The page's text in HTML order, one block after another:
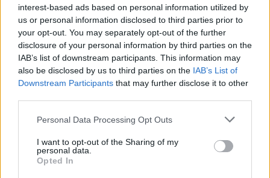
interest-based ads based on personal information utilized by
us or personal information disclosed to third parties prior to
your opt-out. You may separately opt-out of the further
disclosure of your personal information by third parties on the
IAB’s list of downstream participants. This information may
also be disclosed by us to third parties on the IAB’s List of
Downstream Participants that may further disclose it to other
Personal Data Processing Opt Outs
I want to opt-out of the Sharing of my
personal data.
Opted In